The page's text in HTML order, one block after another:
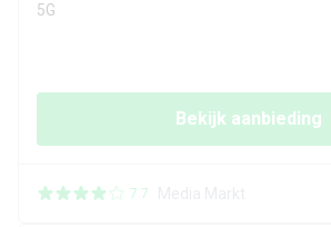
5G
Bekijk aanbieding
7.7